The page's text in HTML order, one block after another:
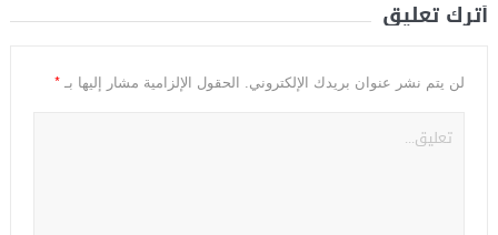
أترك تعليق
لن يتم نشر عنوان بريدك الإلكتروني. الحقول الإلزامية مشار إليها بـ *